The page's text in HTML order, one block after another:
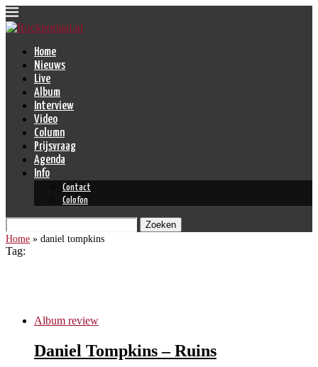
Home
Nieuws
Live
Album
Interview
Video
Column
Prijsvraag
Agenda
Info
Contact
Colofon
Zoeken
Home » daniel tompkins
Tag:
Album review
Daniel Tompkins – Ruins